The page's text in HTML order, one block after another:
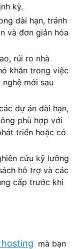
kỳ.
dài hạn, tránh
và đơn giản hóa
rủi ro nhà
khăn trong việc
mới sau
dự án dài hạn,
phù hợp với
triển hoặc có
cứu kỹ lưỡng
hỗ trợ và các
cấp trước khi
mà bạn